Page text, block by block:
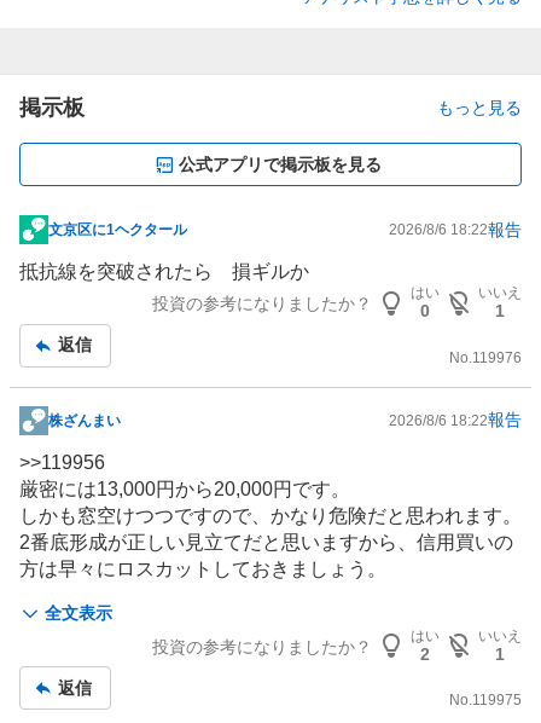
掲示板 もっと見る
公式アプリで掲示板を見る
掲
示
記
事
文京区に1ヘクタール 2026/8/6 18:22報告
抵抗線を突破されたら 損ギルか
投資の参考になりましたか？
はい
0
いいえ
1
返信
No. 119976
掲
示
板
記
事
株ざんまい 2026/8/6 18:22報告
全文表示
>>119956
厳密には13,000円から20,000円です。
しかも窓空けつつですので、かなり危険だと思われます。
2番底形成が正しい見立てだと思いますから、信用買いの
方は早々にロスカットしておきましょう。
すから、ヘッジファンドの仕掛けによる急落は避けておか
なくてはならないでしょうね。
投資の参考になりましたか？
はい
2
いいえ
1
返信
No.119975